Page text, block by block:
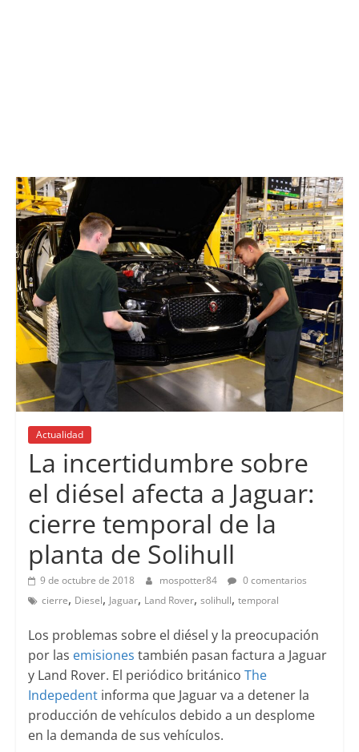
Actualidad
La incertidumbre sobre
el diésel afecta a Jaguar:
cierre temporal de la
planta de Solihull
9 de octubre de 2018 mospotter84
0 comentarios
cierre, Diesel, Jaguar, Land Rover, solihull, temporal
Los problemas sobre el diésel y la preocupación
por las emisiones también pasan factura a Jaguar
y Land Rover. El periódico británico The
Indepedentinforma que Jaguar va a detener la
producción de vehículos debido a un desplome
en la demanda de sus vehículos.